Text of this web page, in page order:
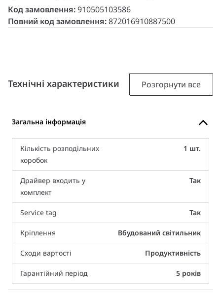
Код замовлення:910505103586
Повний код замовлення:872016910887500
Технічні характеристики Розгорнути все
Загальна інформація
Кількість розподільних
коробок
1 шт.
Драйвер входить у
комплект
Так
Service tag Так
Кріплення Вбудований світильник
Сходи вартості Продуктивність
Гарантійний період 5 років